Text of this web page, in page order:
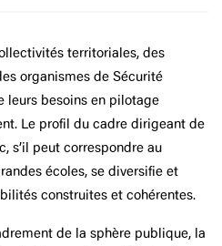
territoriales, des
organismes de Sécurité
leurs besoins en pilotage
Le profil du cadre dirigeant de
s’il peut correspondre au
écoles, se diversifie et
construites et cohérentes.
de la sphère publique, la